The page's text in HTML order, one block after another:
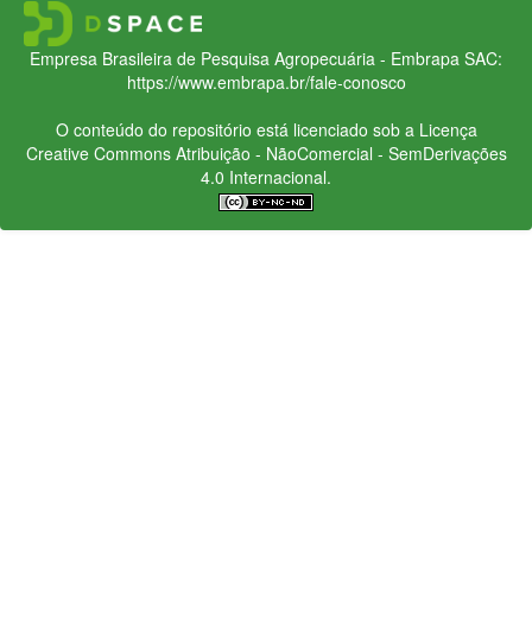
Empresa Brasileira de Pesquisa Agropecuária - Embrapa SAC:
https://www.embrapa.br/fale-conosco
O conteúdo do repositório está licenciado sob a Licença
Creative CommonsAtribuição - NãoComercial - SemDerivações
4.0 Internacional.